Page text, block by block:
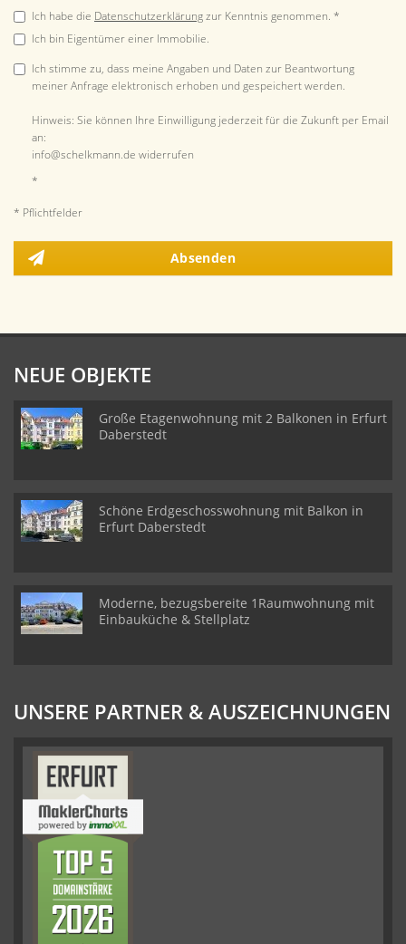
Ich habe die Datenschutzerklärungzur Kenntnis genommen. *
Ich bin Eigentümer einer Immobilie.
Ich stimme zu, dass meine Angaben und Daten zur Beantwortung
meiner Anfrage elektronisch erhoben und gespeichert werden.
Hinweis: Sie können Ihre Einwilligung jederzeit für die Zukunft per Email
an:
info@schelkmann.de widerrufen
*
* Pflichtfelder
Absenden
NEUE OBJEKTE
Große Etagenwohnung mit 2 Balkonen in Erfurt
Daberstedt
Schöne Erdgeschosswohnung mit Balkon in
Erfurt Daberstedt
Moderne, bezugsbereite 1Raumwohnung mit
Einbauküche & Stellplatz
UNSERE PARTNER & AUSZEICHNUNGEN